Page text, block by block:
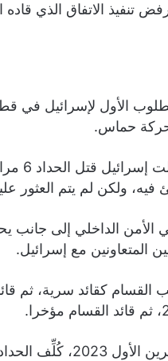
تنفيذ الاتفاق الذي
الأول لإسرائيل في
حماس.
فيه، ولكن لم يتم العثور
المتعاونين مع إسرائيل.
كقائد سرية، ثم
وفي السابع من